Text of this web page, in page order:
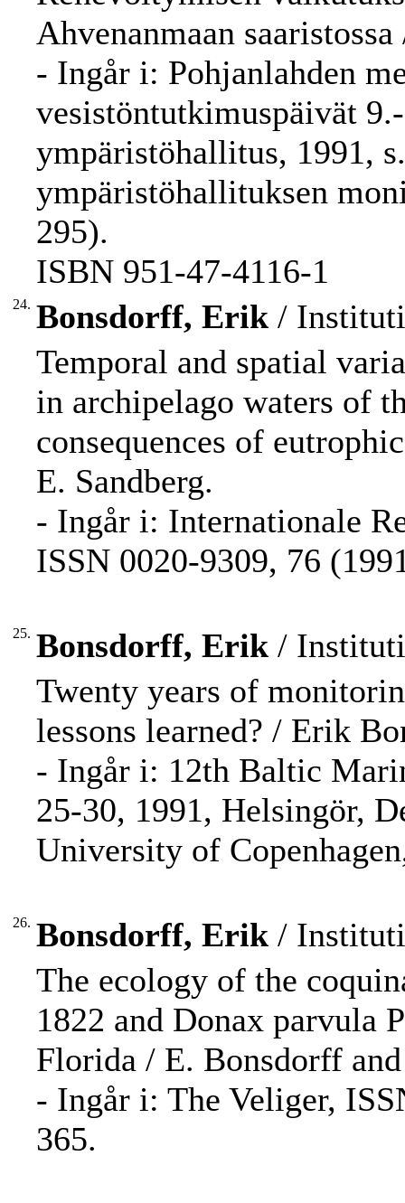
Ahvenanmaan
- Ingår i: Pohjanlahden
vesistöntutkimuspäivät
ympäristöhallitus, 1991,
ympäristöhallituksen
295).
ISBN 951-47-4116-1
24. Bonsdorff, Erik /
Temporal and spatial
in archipelago waters of
consequences of
E. Sandberg.
- Ingår i: Internationale
ISSN 0020-9309, 76
25. Bonsdorff, Erik /
Twenty years of
lessons learned? / Erik
- Ingår i: 12th Baltic
25-30, 1991, Helsingör,
University of
26. Bonsdorff, Erik /
The ecology of the
1822 and Donax parvula
Florida / E. Bonsdorff
- Ingår i: The Veliger,
365.